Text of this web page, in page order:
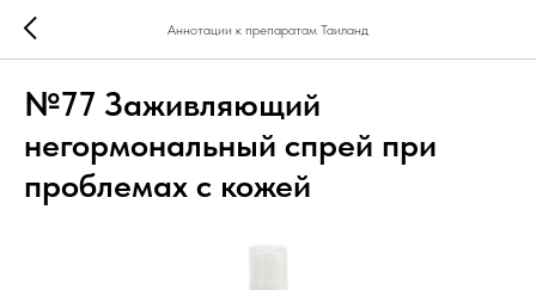
Аннотации к препаратам Таиланд
№77 Заживляющий
негормональный спрей при
проблемах с кожей